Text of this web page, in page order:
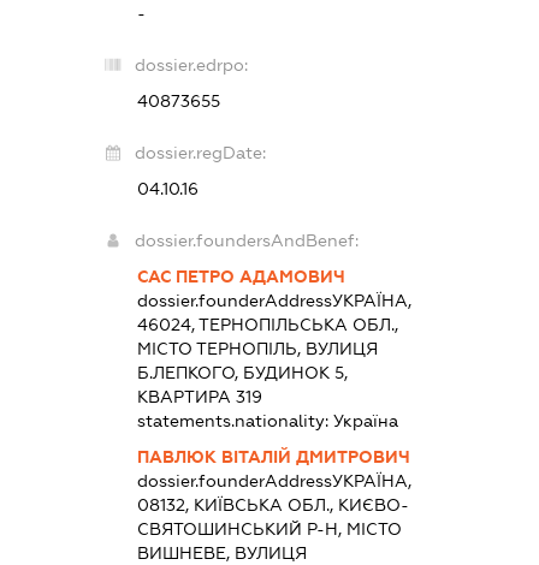
-
dossier.edrpo:
40873655
dossier.regDate:
04.10.16
dossier.foundersAndBenef:
САС ПЕТРО АДАМОВИЧ
dossier.founderAddressУКРАЇНА,
46024, ТЕРНОПІЛЬСЬКА ОБЛ.,
МІСТО ТЕРНОПІЛЬ, ВУЛИЦЯ
Б.ЛЕПКОГО, БУДИНОК 5,
КВАРТИРА 319
statements.nationality: Україна
ПАВЛЮК ВІТАЛІЙ ДМИТРОВИЧ
dossier.founderAddressУКРАЇНА,
08132, КИЇВСЬКА ОБЛ., КИЄВО-
СВЯТОШИНСЬКИЙ Р-Н, МІСТО
ВИШНЕВЕ, ВУЛИЦЯ